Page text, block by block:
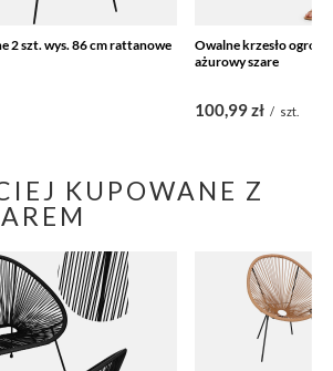
2 szt. wys. 86 cm rattanowe
Owalne krzesło
ażurowy szare
100,99 zł / szt.
KUPOWANE Z